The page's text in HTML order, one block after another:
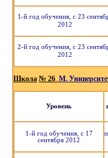
1-й год обучения, с 23
2012
2-й год обучения, с 23
2012
Школа № 26 М.
Уровень
1-й год обучения, с 17
сентября 2012